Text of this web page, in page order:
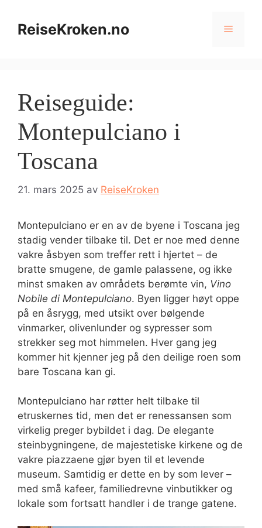
innholdReiseKroken.no Meny
Reiseguide:
Montepulciano i
Toscana
21. mars 2025 av ReiseKroken
Montepulciano er en av de byene i Toscana jeg
stadig vender tilbake til. Det er noe med denne
vakre åsbyen som treffer rett i hjertet – de
bratte smugene, de gamle palassene, og ikke
minst smaken av områdets berømte vin, Vino
Nobile di Montepulciano. Byen ligger høyt oppe
på en åsrygg, med utsikt over bølgende
vinmarker, olivenlunder og sypresser som
strekker seg mot himmelen. Hver gang jeg
kommer hit kjenner jeg på den deilige roen som
bare Toscana kan gi.
Montepulciano har røtter helt tilbake til
etruskernes tid, men det er renessansen som
virkelig preger bybildet i dag. De elegante
steinbygningene, de majestetiske kirkene og de
vakre piazzaene gjør byen til et levende
museum. Samtidig er dette en by som lever –
med små kafeer, familiedrevne vinbutikker og
lokale som fortsatt handler i de trange gatene.